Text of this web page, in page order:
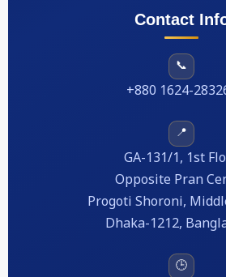
Contact
📞
+880 1624-
📍
GA-131/1, 1st
Opposite Pran
Progoti Shoroni,
Dhaka-1212,
🕒